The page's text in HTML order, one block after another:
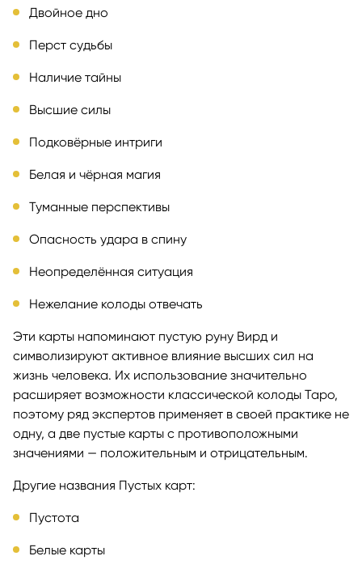
Двойное дно
Перст судьбы
Наличие тайны
Высшие силы
Подковёрные интриги
Белая и чёрная магия
Туманные перспективы
Опасность удара в спину
Неопределённая ситуация
Нежелание колоды отвечать
Эти карты напоминают пустую руну Вирд и
символизируют активное влияние высших сил на
жизнь человека. Их использование значительно
расширяет возможности классической колоды Таро,
поэтому ряд экспертов применяет в своей практике не
одну, а две пустые карты с противоположными
значениями — положительным и отрицательным.
Другие названия Пустых карт:
Пустота
Белые карты